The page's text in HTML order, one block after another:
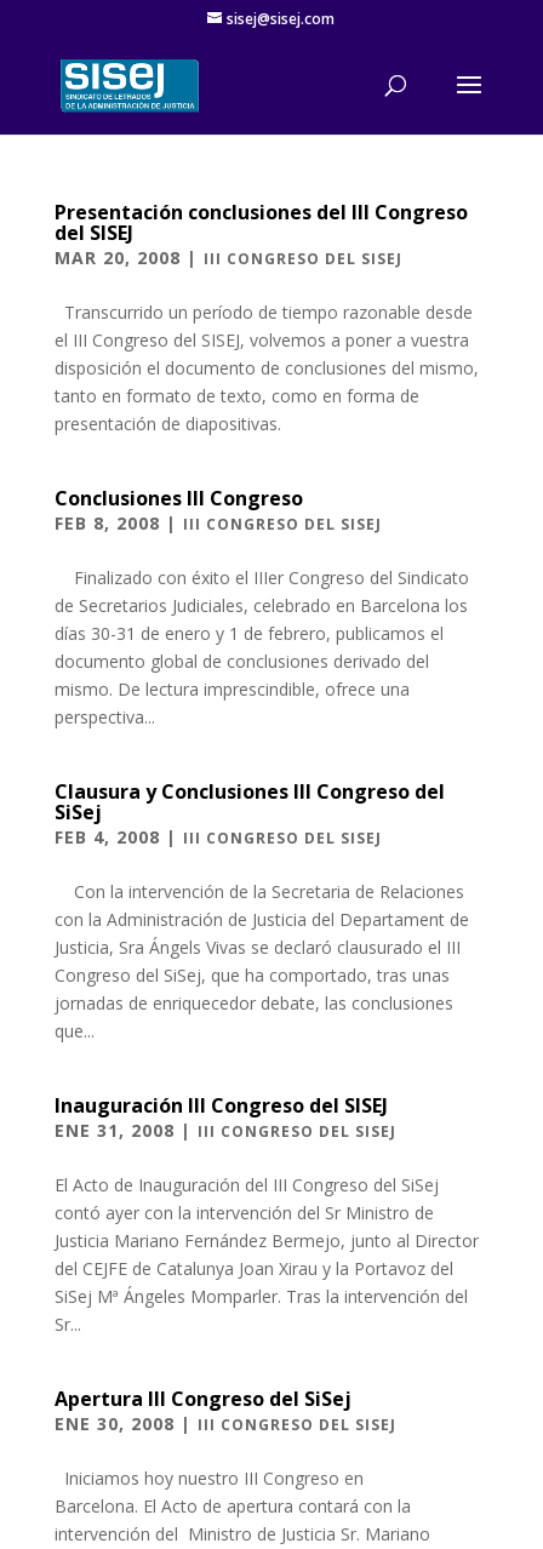
sisej@sisej.com
Presentación conclusiones del III Congreso
del SISEJ
MAR 20, 2008 | III CONGRESO DEL SISEJ
Transcurrido un período de tiempo razonable desde
el III Congreso del SISEJ, volvemos a poner a vuestra
disposición el documento de conclusiones del mismo,
tanto en formato de texto, como en forma de
presentación de diapositivas.
Conclusiones III Congreso
FEB 8, 2008 | III CONGRESO DEL SISEJ
Finalizado con éxito el IIIer Congreso del Sindicato
de Secretarios Judiciales, celebrado en Barcelona los
días 30-31 de enero y 1 de febrero, publicamos el
documento global de conclusiones derivado del
mismo. De lectura imprescindible, ofrece una
perspectiva...
Clausura y Conclusiones III Congreso del
SiSej
FEB 4, 2008 | III CONGRESO DEL SISEJ
Con la intervención de la Secretaria de Relaciones
con la Administración de Justicia del Departament de
Justicia, Sra Ángels Vivas se declaró clausurado el III
Congreso del SiSej, que ha comportado, tras unas
jornadas de enriquecedor debate, las conclusiones
que...
Inauguración III Congreso del SISEJ
ENE 31, 2008 | III CONGRESO DEL SISEJ
El Acto de Inauguración del III Congreso del SiSej
contó ayer con la intervención del Sr Ministro de
Justicia Mariano Fernández Bermejo, junto al Director
del CEJFE de Catalunya Joan Xirau y la Portavoz del
SiSej Mª Ángeles Momparler. Tras la intervención del
Sr...
Apertura III Congreso del SiSej
ENE 30, 2008 | III CONGRESO DEL SISEJ
Iniciamos hoy nuestro III Congreso en
Barcelona. El Acto de apertura contará con la
intervención del Ministro de Justicia Sr. Mariano